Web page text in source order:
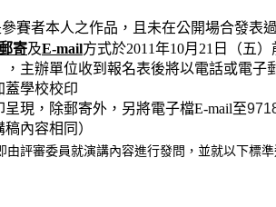
賽者本人之作品，且未在公開場合發表過
寄及E-mail方式於2011年10月21 日
（五
，主辦單位收到報名表後將以電話或電子
蓋學校校印
現，除郵寄外，另將電子檔E-mail至
內容相同）
由評審委員就演講內容進行發問，並就以下標準